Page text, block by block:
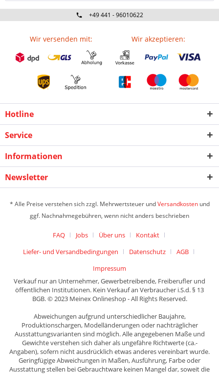
+49 441 - 96010622
Wir versenden mit: Wir akzeptieren:
Hotline
Service
Informationen
Newsletter
* Alle Preise verstehen sich zzgl. Mehrwertsteuer undVersandkostenund
ggf. Nachnahmegebühren, wenn nicht anders beschrieben
FAQ Jobs Über uns
Kontakt
Liefer- und Versandbedingungen
Datenschutz
AGB
Impressum
Verkauf nur an Unternehmer, Gewerbetreibende, Freiberufler und
öffentlichen Institutionen. Kein Verkauf an Verbraucher i.S.d. § 13
BGB. © 2023 Meinex Onlineshop - All Rights Reserved.
Abweichungen aufgrund unterschiedlicher Baujahre,
Produktionschargen, Modelländerungen oder nachträglicher
Ausstattungsvarianten sind möglich. Alle angegebenen Maße und
Gewichte verstehen sich daher als ungefähre Richtwerte (ca.-
Angaben), sofern nicht ausdrücklich etwas anderes vereinbart wurde.
Geringfügige Abweichungen in Maßen, Ausführung, Farbe oder
Ausstattung stellen bei Gebrauchtware keinen Mangel dar, soweit die